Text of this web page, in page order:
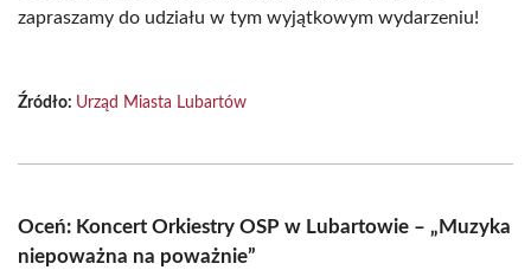
zapraszamy do udziału w tym wyjątkowym wydarzeniu!
Źródło: Urząd Miasta Lubartów
Oceń: Koncert Orkiestry OSP w Lubartowie – „Muzyka
niepoważna na poważnie”